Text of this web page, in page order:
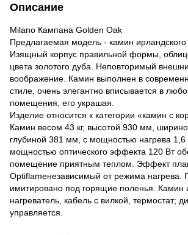
Описание
Milano Кампана Golden Oak
Предлагаемая модель - камин ирландского
Изящный корпус правильной формы,
цвета золотого дуба. Неповторимый
воображение. Камин выполнен в
стиле, очень элегантно вписывается в
помещения, его украшая.
Изделие относится к категории «камин с
Камин весом 43 кг, высотой 930 мм,
глубиной 381 мм, с мощностью нагрева 1,6
мощностью оптического эффекта 120 Вт
помещение приятным теплом. Эффект
Optiflameнезависимый от режима нагрева.
имитировано под горящие поленья. Камин
нагреватель, кабель с вилкой, термостат;
управляется.